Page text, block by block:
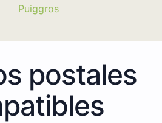
Puiggros
postales